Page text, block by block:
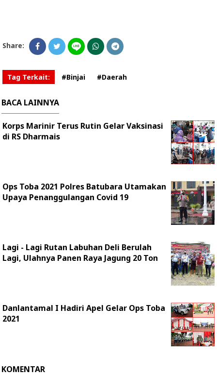
Share:
Tag Terkait: #Binjai #Daerah
BACA LAINNYA
Korps Marinir Terus Rutin Gelar Vaksinasi
di RS Dharmais
Ops Toba 2021 Polres Batubara Utamakan
Upaya Penanggulangan Covid 19
Lagi - Lagi Rutan Labuhan Deli Berulah
Lagi, Ulahnya Panen Raya Jagung 20 Ton
Danlantamal I Hadiri Apel Gelar Ops Toba
2021
KOMENTAR